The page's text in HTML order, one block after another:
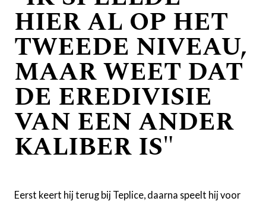
HIER AL OP HET
TWEEDE NIVEAU,
MAAR WEET DAT
DE EREDIVISIE
VAN EEN ANDER
KALIBER IS"
Eerst keert hij terug bij Teplice, daarna speelt hij voor